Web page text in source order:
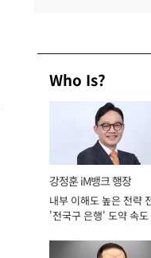
Who Is?
강정훈 iM뱅크 행장
내부 이해도 높은 전략
'전국구 은행' 도약 속